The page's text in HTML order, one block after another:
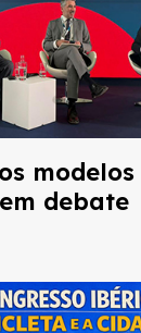
modelos
debate